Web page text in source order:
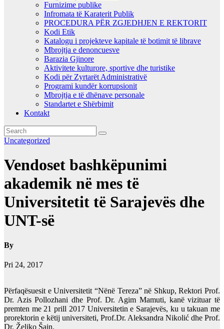
Furnizime publike
Infromata të Karaterit Publik
PROCEDURA PËR ZGJEDHJEN E REKTORIT
Kodi Etik
Katalogu i projekteve kapitale të botimit të librave
Mbrojtja e denoncuesve
Barazia Gjinore
Aktivitete kulturore, sportive dhe turistike
Kodi për Zyrtarët Administrativë
Programi kundër korrupsionit
Mbrojtja e të dhënave personale
Standartet e Shërbimit
Kontakt
Uncategorized
Vendoset bashkëpunimi
akademik në mes të
Universitetit të Sarajevës dhe
UNT-së
By
Pri 24, 2017
Përfaqësuesit e Universitetit “Nënë Tereza” në Shkup, Rektori Prof.
Dr. Azis Pollozhani dhe Prof. Dr. Agim Mamuti, kanë vizituar të
premten me 21 prill 2017 Universitetin e Sarajevës, ku u takuan me
prorektorin e këtij universiteti, Prof.Dr. Aleksandra Nikolić dhe Prof.
Dr. Željko Šain.